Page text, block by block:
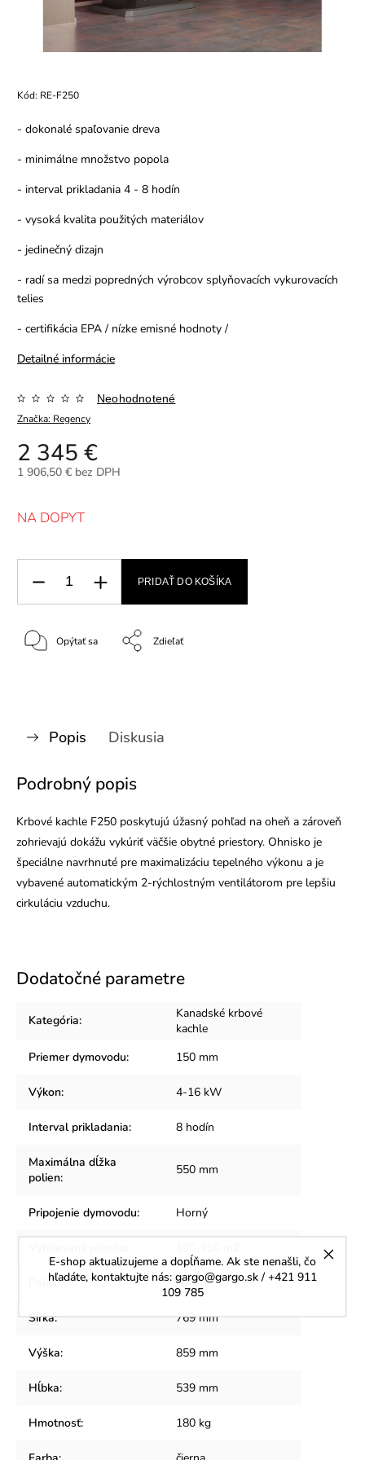
E-shop aktualizujeme a dopĺňame. Ak ste nenašli, čo
hľadáte, kontaktujte nás: gargo@gargo.sk / +421 911
109 785
Kód: RE-F250
- dokonalé spaľovanie dreva
- minimálne množstvo popola
- interval prikladania 4 - 8 hodín
- vysoká kvalita použitých materiálov
- jedinečný dizajn
- radí sa medzi popredných výrobcov splyňovacích vykurovacích
telies
- certifikácia EPA / nízke emisné hodnoty /
Detailné informácie
Značka: Regency
Neohodnotené
2 345 €
1 906,50 € bez DPH
NA DOPYT
PRIDAŤ DO KOŠÍKA
Opýtať sa Zdieľať
Popis Diskusia
Podrobný popis
Krbové kachle F250 poskytujú úžasný pohľad na oheň a zároveň
zohrievajú dokážu vykúriť väčšie obytné priestory. Ohnisko je
špeciálne navrhnuté pre maximalizáciu tepelného výkonu a je
vybavené automatickým 2-rýchlostným ventilátorom pre lepšiu
cirkuláciu vzduchu.
Dodatočné parametre
Kategória:
Kanadské krbové
kachle
Priemer dymovodu: 150 mm
Výkon: 4-16 kW
Interval prikladania: 8 hodín
Maximálna dĺžka
polien:
550 mm
Pripojenie dymovodu: Horný
Palivo: Drevo
Šírka: 769 mm
Výška: 859 mm
Hĺbka: 539 mm
Hmotnosť: 180 kg